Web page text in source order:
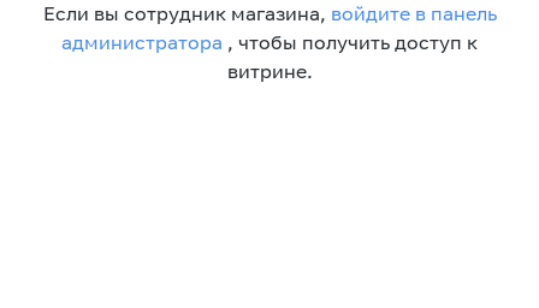
Если вы сотрудник магазина, войдите в панель
администратора , чтобы получить доступ к
витрине.